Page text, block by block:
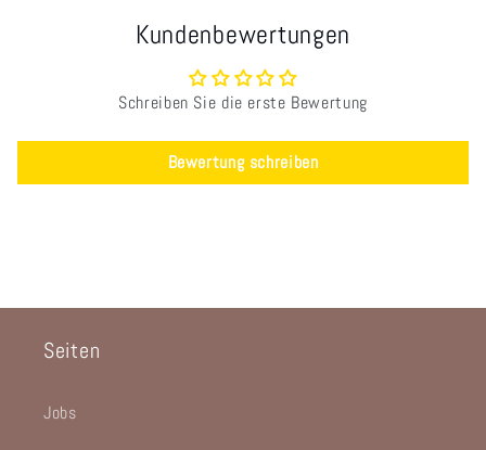
Kundenbewertungen
Schreiben Sie die erste Bewertung
Bewertung schreiben
Seiten
Jobs